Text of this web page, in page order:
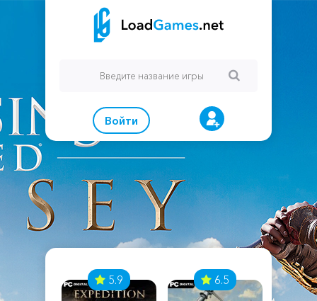
Войти
5.9 6.5